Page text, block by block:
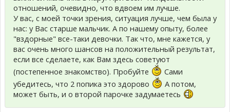
отношений, очевидно, что вдвоем им лучше.
У вас, с моей точки зрения, ситуация лучше, чем была у
нас: у Вас старше мальчик. А по нашему опыту, более
"вздорные" все-таки девочки. Так что, мне кажется, у
вас очень много шансов на положительный результат,
если все сделаете, как Вам здесь советуют
(постепенное знакомство). Пробуйте
Сами
убедитесь, что 2 попика это здорово
А потом,
может быть, и о второй парочке задумаетесь